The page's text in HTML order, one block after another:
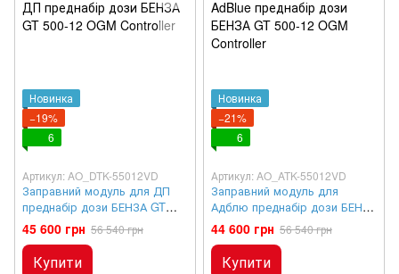
Новинка
−19%
6
Артикул: AO_DTK-55012VD
Заправний модуль для ДП
преднабір дози БЕНЗА GT
500-12 OGM Controller
45 600 грн 56 540 грн
Купити
Новинка
−21%
6
Артикул: AO_ATK-55012VD
Заправний модуль для
Адблю преднабір дози БЕНЗА
GT 500-12 OGM Controller
44 600 грн 56 540 грн
Купити